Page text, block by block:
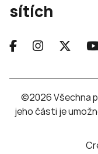
sítích
©2026 Všechna
jeho části je